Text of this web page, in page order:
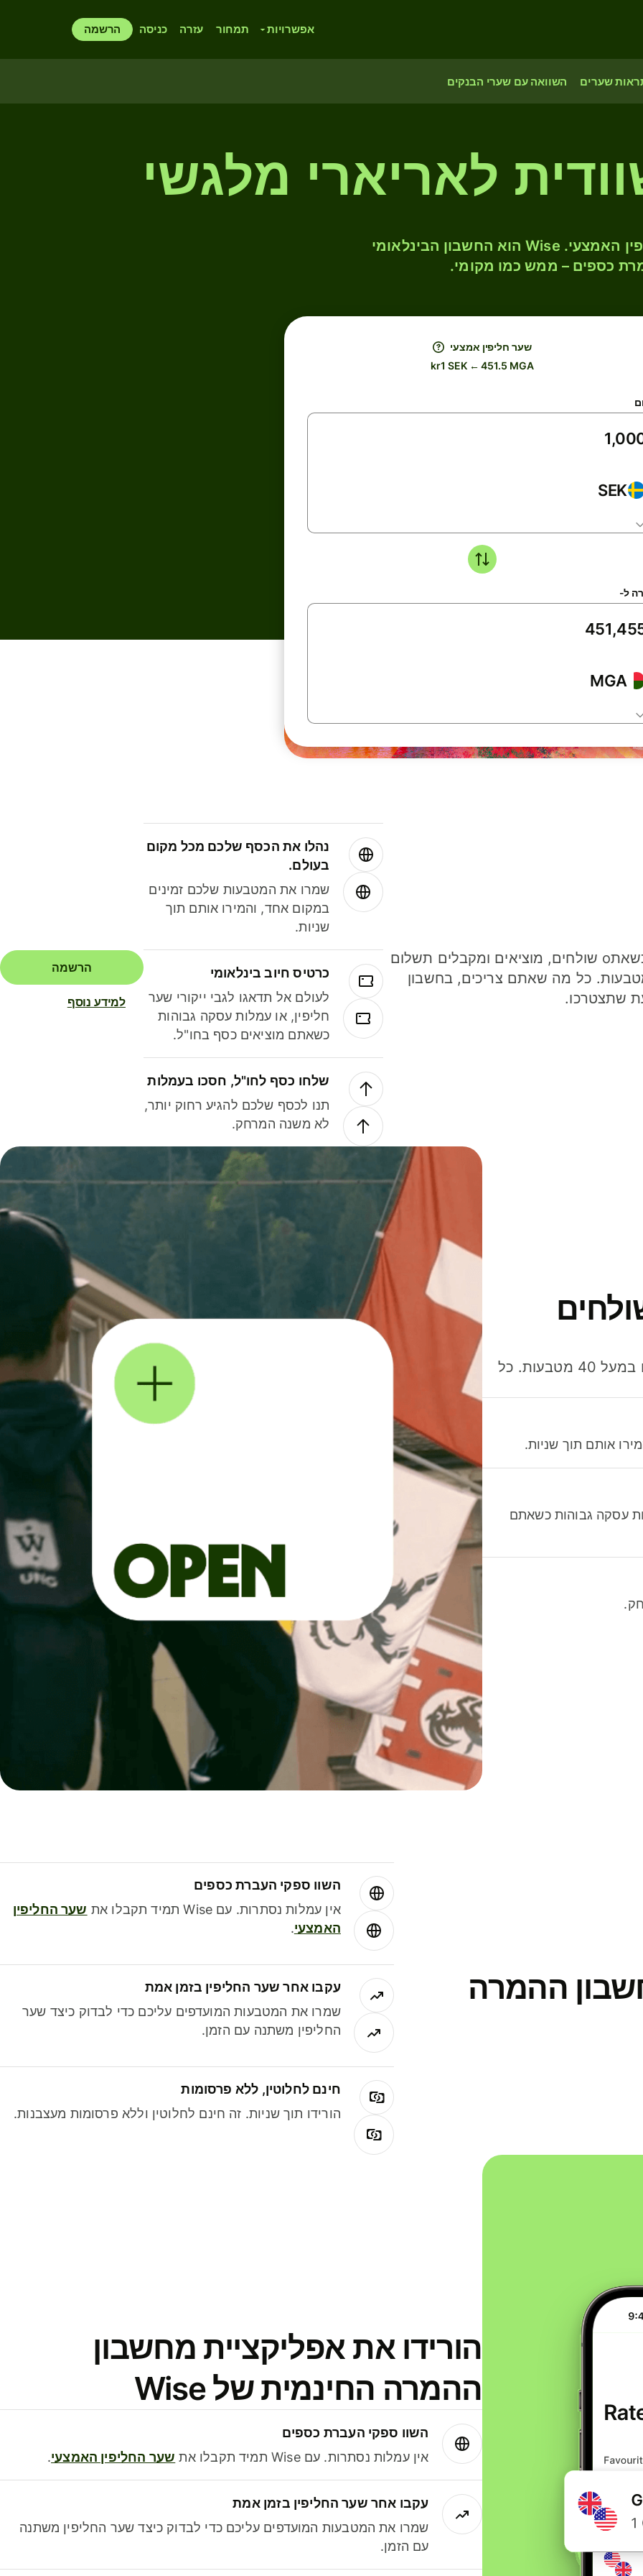
אפשרויות תמחור עזרה כניסה הרשמה
שערים השוואה עם שערי הבנקים
לאריארי מלגשי
המירו SEK ל- MGA לפי שער החליפין האמצעי. Wise הוא החשבון הבינלאומי
כספים – ממש כמו מקומי.
שער חליפין אמצעי
kr1 SEK ← 451.5 MGA
SEK
ל-
MGA
חסכו כסף כשאתo שולחים, מוציאים ומקבלים תשלום
40 מטבעות. כל מה שאתם צריכים, בחשבון
שתצטרכו.
נהלו את הכסף שלכם מכל מקום
בעולם.
שמרו את המטבעות שלכם זמינים
במקום אחד, והמירו אותם תוך
שניות.
כרטיס חיוב בינלאומי
לעולם אל תדאגו לגבי ייקורי שער
חליפין, או עמלות עסקה גבוהות
כשאתם מוציאים כסף בחו"ל.
שלחו כסף לחו"ל, חסכו בעמלות
תנו לכסף שלכם להגיע רחוק יותר,
לא משנה המרחק.
הרשמה
למידע נוסף
חסכו כסף כשאתo שולחים, מוציאים ומקבלים תשלום במעל 40 מטבעות. כל
אותם תוך שניות.
עסקה גבוהות כשאתם
ההמרה
השוו ספקי העברת כספים
אין עמלות נסתרות. עם Wise תמיד תקבלו את
שער החליפין
האמצעי.
עקבו אחר שער החליפין בזמן אמת
שמרו את המטבעות המועדפים עליכם כדי לבדוק כיצד שער
החליפין משתנה עם הזמן.
חינם לחלוטין, ללא פרסומות
הורידו תוך שניות. זה חינם לחלוטין וללא פרסומות מעצבנות.
הורידו את אפליקציית מחשבון
ההמרה החינמית של Wise
השוו ספקי העברת כספים
אין עמלות נסתרות. עם Wise תמיד תקבלו את
שער החליפין האמצעי.
עקבו אחר שער החליפין בזמן אמת
שמרו את המטבעות המועדפים עליכם כדי לבדוק כיצד שער החליפין משתנה
עם הזמן.